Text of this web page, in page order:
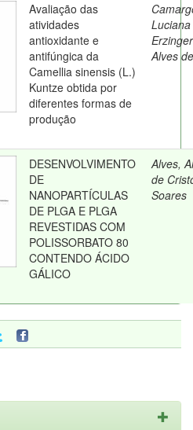
Avaliação das
atividades
antioxidante e
antifúngica da
Camellia sinensis (L.)
Kuntze obtida por
diferentes formas de
produção
Luciana
Erzinger
Alves de
DESENVOLVIMENTO
DE
NANOPARTÍCULAS
DE PLGA E PLGA
REVESTIDAS COM
POLISSORBATO 80
CONTENDO ÁCIDO
GÁLICO
Alves,
de
Soares